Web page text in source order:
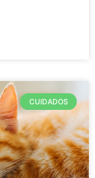
CUIDADOS